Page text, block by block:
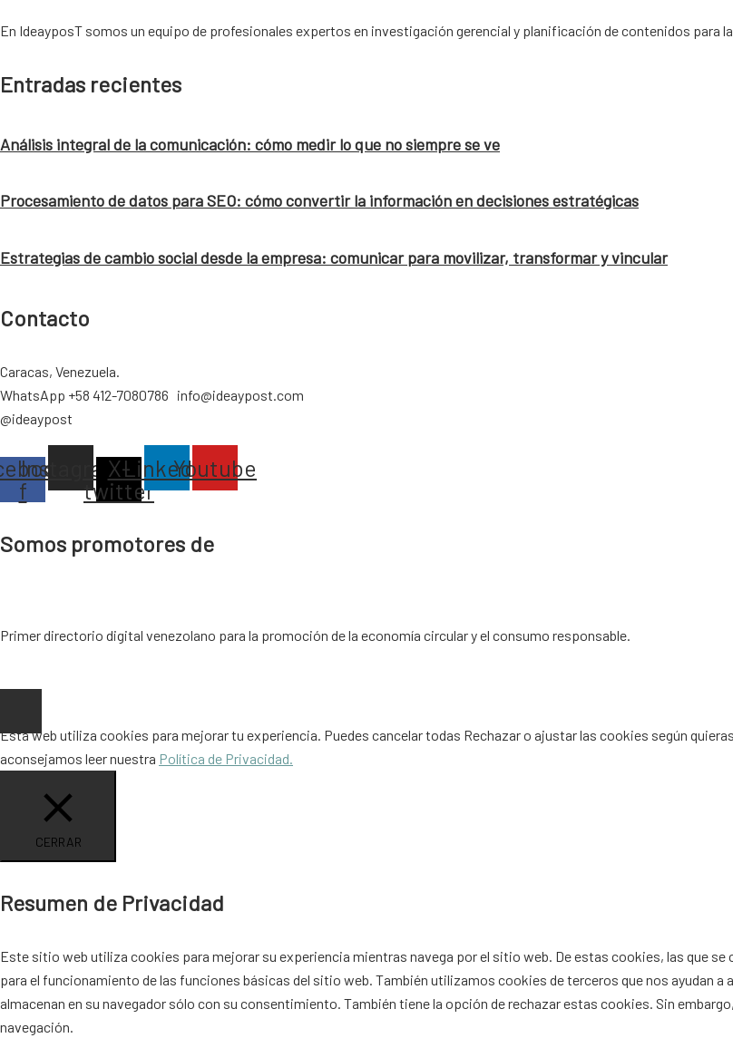
En IdeayposT somos un equipo de profesionales expertos en investigación gerencial y planificación de contenidos para
Entradas recientes
Análisis integral de la comunicación: cómo medir lo que no siempre se ve
Procesamiento de datos para SEO: cómo convertir la información en decisiones estratégicas
Estrategias de cambio social desde la empresa: comunicar para movilizar, transformar y vincular
Contacto
Caracas, Venezuela.
WhatsApp +58 412-7080786 info@ideaypost.com
@ideaypost
f
InstagramX-
twitter
LinkedinYoutube
Somos promotores de
Primer directorio digital venezolano para la promoción de la economía circular y el consumo responsable.
Esta web utiliza cookies para mejorar tu experiencia. Puedes cancelar todas Rechazaro ajustar las cookies según quieras
aconsejamos leer nuestra Política de Privacidad.
CERRAR
Resumen de Privacidad
Este sitio web utiliza cookies para mejorar su experiencia mientras navega por el sitio web. De estas cookies, las que
para el funcionamiento de las funciones básicas del sitio web. También utilizamos cookies de terceros que nos ayudan
almacenan en su navegador sólo con su consentimiento. También tiene la opción de rechazar estas cookies. Sin
navegación.